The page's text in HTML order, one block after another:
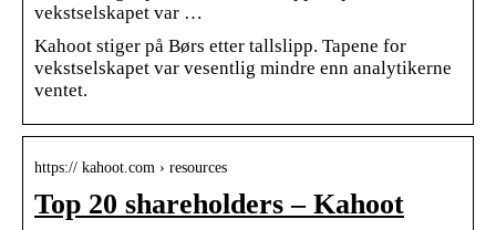
vekstselskapet var …
Kahoot stiger på Børs etter tallslipp. Tapene for
vekstselskapet var vesentlig mindre enn analytikerne
ventet.
https:// kahoot.com › resources
Top 20 shareholders – Kahoot